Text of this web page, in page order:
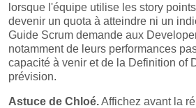
lorsque l'équipe utilise les story
devenir un quota à atteindre ni un
Guide Scrum demande aux
notamment de leurs performances
capacité à venir et de la Definition of
prévision.
Astuce de Chloé.Affichez avant la